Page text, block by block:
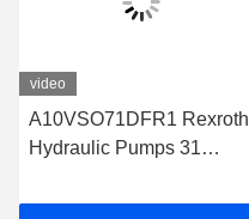
video
A10VSO71DFR1 Rexroth
Hydraulic Pumps 31
Pump